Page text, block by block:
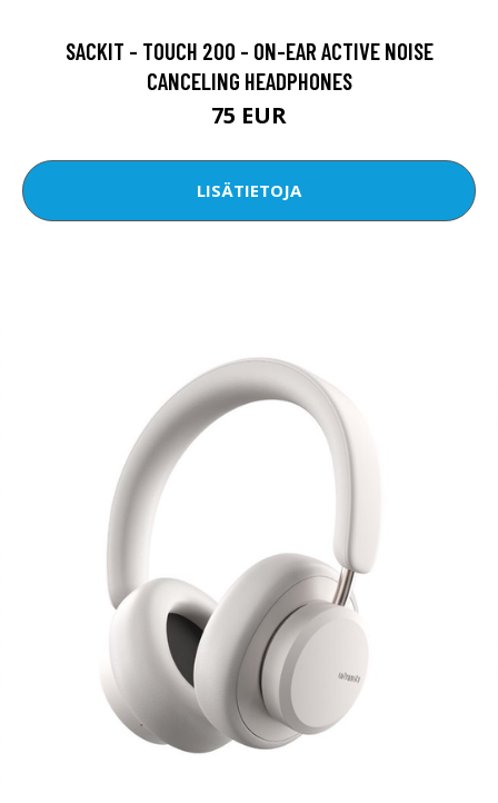
SACKIT - TOUCH 200 - ON-EAR ACTIVE NOISE
CANCELING HEADPHONES
75 EUR
LISÄTIETOJA